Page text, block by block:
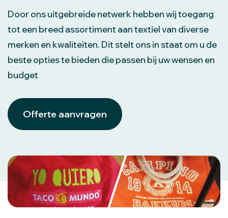
Door ons uitgebreide netwerk hebben wij toegang
tot een breed assortiment aan textiel van diverse
merken en kwaliteiten. Dit stelt ons in staat om u de
beste opties te bieden die passen bij uw wensen en
budget
Offerte aanvragen